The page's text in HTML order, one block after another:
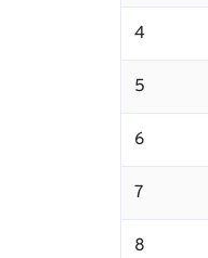
4
5
6
7
8